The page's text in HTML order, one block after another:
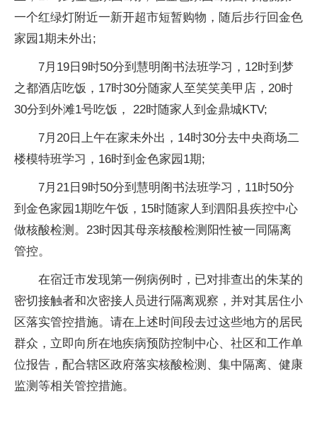
一个红绿灯附近一新开超市短暂购物，随后步行回金色
家园1期未外出;
7月19日9时50分到慧明阁书法班学习，12时到梦
之都酒店吃饭，17时30分随家人至笑笑美甲店，20时
30分到外滩1号吃饭， 22时随家人到金鼎城KTV;
7月20日上午在家未外出，14时30分去中央商场二
楼模特班学习，16时到金色家园1期;
7月21日9时50分到慧明阁书法班学习，11时50分
到金色家园1期吃午饭，15时随家人到泗阳县疾控中心
做核酸检测。23时因其母亲核酸检测阳性被一同隔离
管控。
在宿迁市发现第一例病例时，已对排查出的朱某的
密切接触者和次密接人员进行隔离观察，并对其居住小
区落实管控措施。请在上述时间段去过这些地方的居民
群众，立即向所在地疾病预防控制中心、社区和工作单
位报告，配合辖区政府落实核酸检测、集中隔离、健康
监测等相关管控措施。